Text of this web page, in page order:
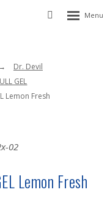
Vyhledávání
Rozbalení
Dr. Devil
GEL
Lemon Fresh
Lemon Fresh